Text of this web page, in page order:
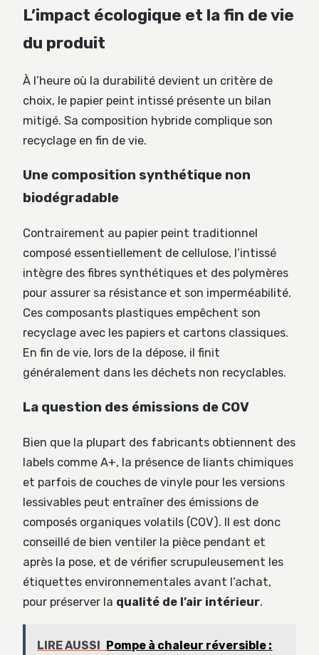
L’impact écologique et la fin de vie
du produit
À l’heure où la durabilité devient un critère de
choix, le papier peint intissé présente un bilan
mitigé. Sa composition hybride complique son
recyclage en fin de vie.
Une composition synthétique non
biodégradable
Contrairement au papier peint traditionnel
composé essentiellement de cellulose, l’intissé
intègre des fibres synthétiques et des polymères
pour assurer sa résistance et son imperméabilité.
Ces composants plastiques empêchent son
recyclage avec les papiers et cartons classiques.
En fin de vie, lors de la dépose, il finit
généralement dans les déchets non recyclables.
La question des émissions de COV
Bien que la plupart des fabricants obtiennent des
labels comme A+, la présence de liants chimiques
et parfois de couches de vinyle pour les versions
lessivables peut entraîner des émissions de
composés organiques volatils (COV). Il est donc
conseillé de bien ventiler la pièce pendant et
après la pose, et de vérifier scrupuleusement les
étiquettes environnementales avant l’achat,
pour préserver la qualité de l’air intérieur.
LIRE AUSSI Pompe à chaleur réversible :